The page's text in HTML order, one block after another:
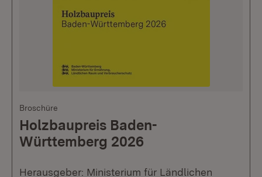
Broschüre
Holzbaupreis Baden-
Württemberg 2026
Herausgeber: Ministerium für Ländlichen